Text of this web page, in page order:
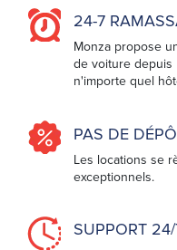
24-7
Monza propose
de voiture depuis
n'importe quel
PAS DE
Les locations se
exceptionnels.
SUPPORT